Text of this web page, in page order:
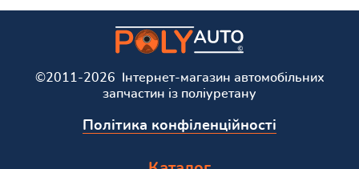
©2011-2026 Інтернет-магазин автомобільних
запчастин із поліуретану
Політика конфіленційності